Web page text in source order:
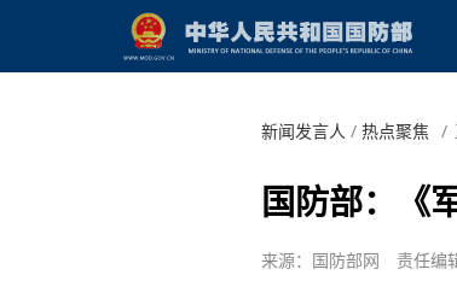
新闻发言人 / 热点聚焦 /
国防部：《
来源：国防部网 责任编